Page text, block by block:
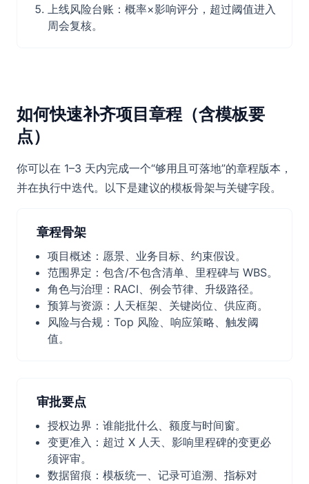
上线风险台账：概率×影响评分，超过阈值进入
周会复核。
如何快速补齐项目章程（含模板要
点）
你可以在 1–3 天内完成一个“够用且可落地”的章程版本，
并在执行中迭代。以下是建议的模板骨架与关键字段。
章程骨架
项目概述：愿景、业务目标、约束假设。
范围界定：包含/不包含清单、里程碑与 WBS。
角色与治理：RACI、例会节律、升级路径。
预算与资源：人天框架、关键岗位、供应商。
风险与合规：Top 风险、响应策略、触发阈
值。
审批要点
授权边界：谁能批什么、额度与时间窗。
变更准入：超过 X 人天、影响里程碑的变更必
须评审。
数据留痕：模板统一、记录可追溯、指标对